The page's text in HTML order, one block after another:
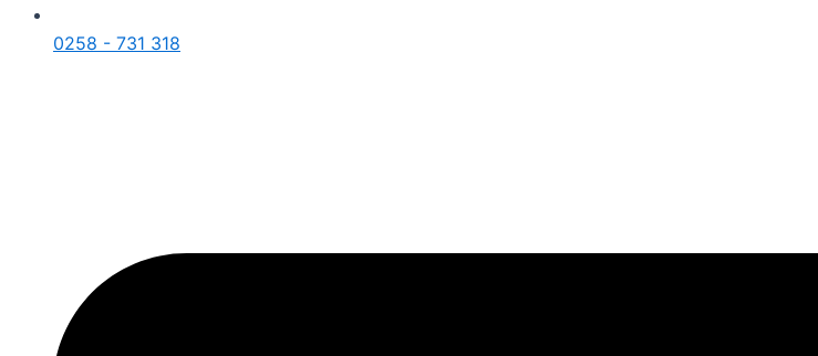
0258 - 731 318